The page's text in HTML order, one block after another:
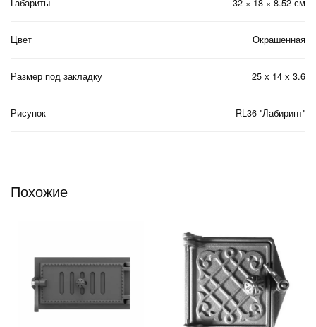
Габариты 32 × 18 × 8.52 см
Цвет Окрашенная
Размер под закладку 25 х 14 х 3.6
Рисунок RL36 "Лабиринт"
Похожие